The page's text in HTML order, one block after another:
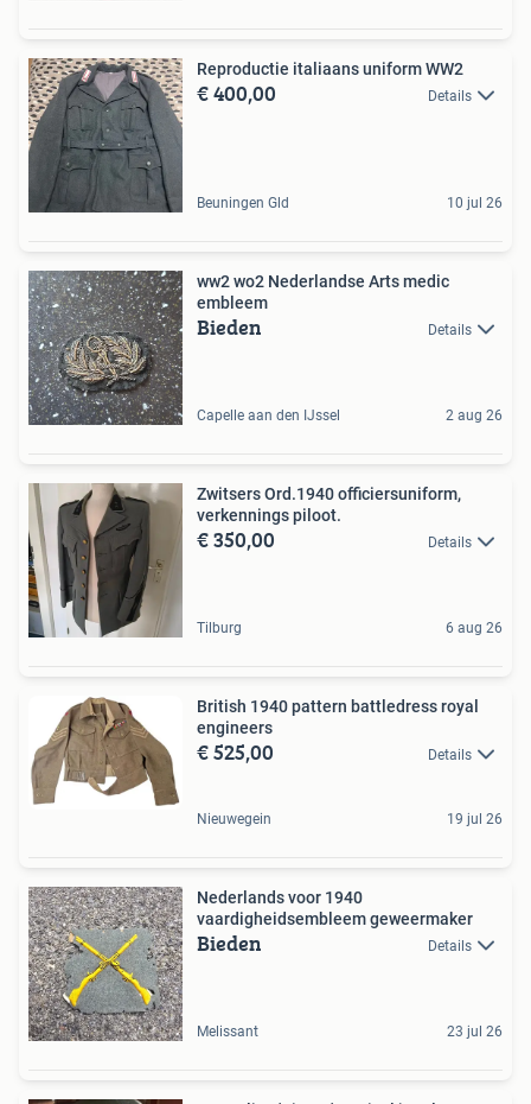
Reproductie italiaans uniform WW2
€ 400,00 Details
Beuningen Gld 10 jul 26
ww2 wo2 Nederlandse Arts medic
embleem
Bieden Details
Capelle aan den IJssel 2 aug 26
Zwitsers Ord.1940 officiersuniform,
verkennings piloot.
€ 350,00 Details
Tilburg 6 aug 26
British 1940 pattern battledress royal
engineers
€ 525,00 Details
Nieuwegein 19 jul 26
Nederlands voor 1940
vaardigheidsembleem geweermaker
Bieden Details
Melissant 23 jul 26